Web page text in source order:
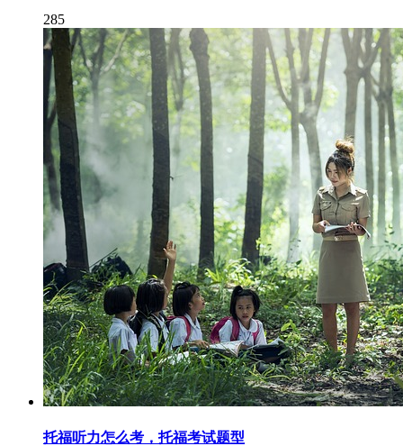
285
托福听力怎么考，托福考试题型